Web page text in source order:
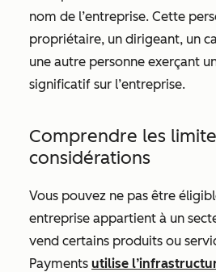
nom de l’entreprise. Cette
propriétaire, un dirigeant, un
une autre personne exerçant
significatif sur l’entreprise.
Comprendre les
considérations
Vous pouvez ne pas être
entreprise appartient à un
vend certains produits ou
Payments utilise